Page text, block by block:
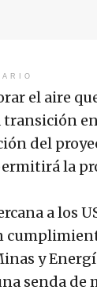
el aire
del
la
a los
y
senda de